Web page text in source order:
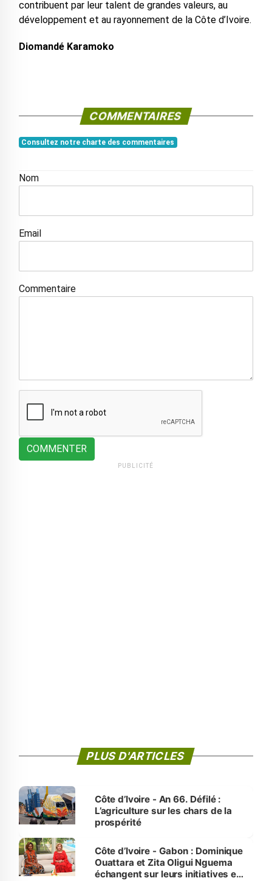
contribuent par leur talent de grandes valeurs, au
développement et au rayonnement de la Côte d’Ivoire.
Diomandé Karamoko
COMMENTAIRES
Consultez notre charte des commentaires
Nom
Email
Commentaire
COMMENTER
PUBLICITÉ
PLUS D'ARTICLES
Côte d’Ivoire - An 66. Défilé :
L’agriculture sur les chars de la
prospérité
Côte d’Ivoire - Gabon : Dominique
Ouattara et Zita Oligui Nguema
échangent sur leurs initiatives en